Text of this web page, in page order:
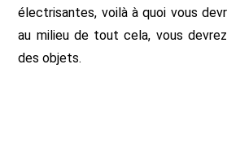
électrisantes, voilà à quoi vous
au milieu de tout cela, vous
des objets.